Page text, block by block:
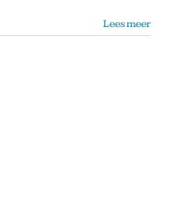
Lees meer